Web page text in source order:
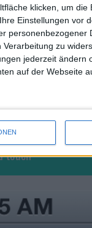
klicken, um
Einstellungen vor
personenbezogener
zu
jederzeit ändern
auf der Webseite
(641x538 Pixel, 73 kB).
welche
ist eine Option
touch